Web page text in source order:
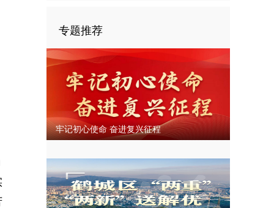
专题推荐
牢记初心使命 奋进复兴征程